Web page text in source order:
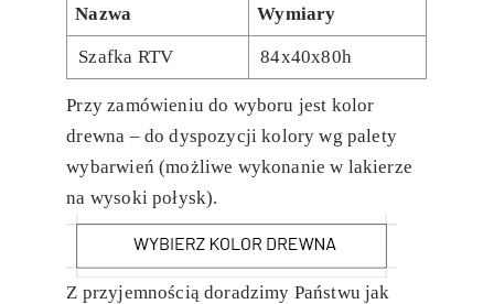
Nazwa Wymiary
Szafka RTV 84x40x80h
Przy zamówieniu do wyboru jest kolor
drewna – do dyspozycji kolory wg palety
wybarwień (możliwe wykonanie w lakierze
na wysoki połysk).
Z przyjemnością doradzimy Państwu jak